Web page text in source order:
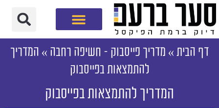
דף הבית» מדריך פייסבוק – חשיפה רחבה » המדריך
להתמצאות בפייסבוק
המדריך להתמצאות בפייסבוק